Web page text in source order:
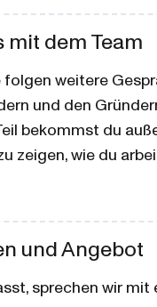
mit dem Team
folgen weitere
und den
bekommst du
zeigen, wie du
und Angebot
sprechen wir mit